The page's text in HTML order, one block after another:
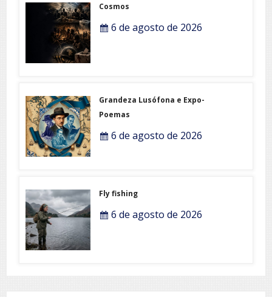
Cosmos
6 de agosto de 2026
Grandeza Lusófona e Expo-
Poemas
6 de agosto de 2026
Fly fishing
6 de agosto de 2026